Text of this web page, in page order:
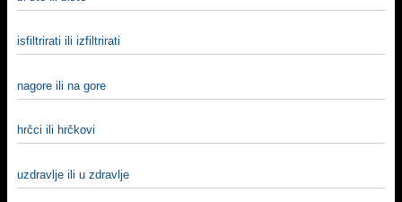
isfiltrirati ili izfiltrirati
nagore ili na gore
hrčci ili hrčkovi
uzdravlje ili u zdravlje